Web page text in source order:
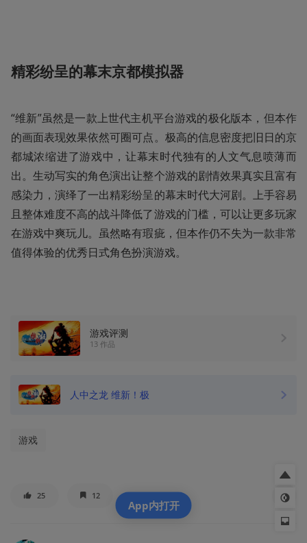
精彩纷呈的幕末京都模拟器
“维新”虽然是一款上世代主机平台游戏的极化版本，但本作
的画面表现效果依然可圈可点。极高的信息密度把旧日的京
都城浓缩进了游戏中，让幕末时代独有的人文气息喷薄而
出。生动写实的角色演出让整个游戏的剧情效果真实且富有
感染力，演绎了一出精彩纷呈的幕末时代大河剧。上手容易
且整体难度不高的战斗降低了游戏的门槛，可以让更多玩家
在游戏中爽玩儿。虽然略有瑕疵，但本作仍不失为一款非常
值得体验的优秀日式角色扮演游戏。
游戏评测
13 作品
人中之龙 维新！极
游戏
25 12
App内打开